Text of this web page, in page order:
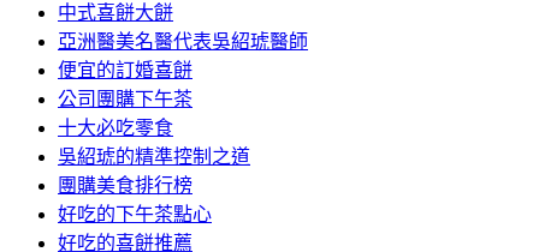
內
容
中式喜餅大餅
亞洲醫美名醫代表吳紹琥醫師
便宜的訂婚喜餅
公司團購下午茶
十大必吃零食
吳紹琥的精準控制之道
團購美食排行榜
好吃的下午茶點心
好吃的喜餅推薦